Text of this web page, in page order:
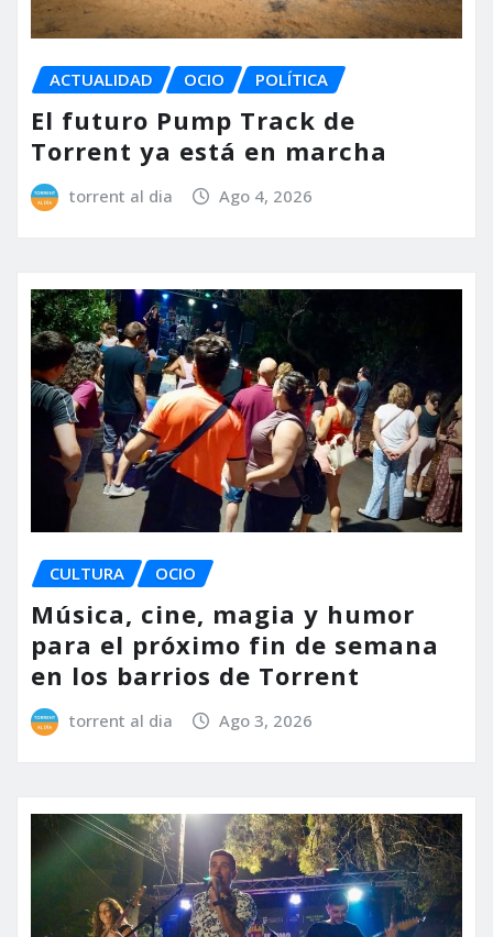
ACTUALIDAD OCIO POLÍTICA
El futuro Pump Track de
Torrent ya está en marcha
torrent al dia Ago 4, 2026
CULTURA OCIO
Música, cine, magia y humor
para el próximo fin de semana
en los barrios de Torrent
torrent al dia Ago 3, 2026